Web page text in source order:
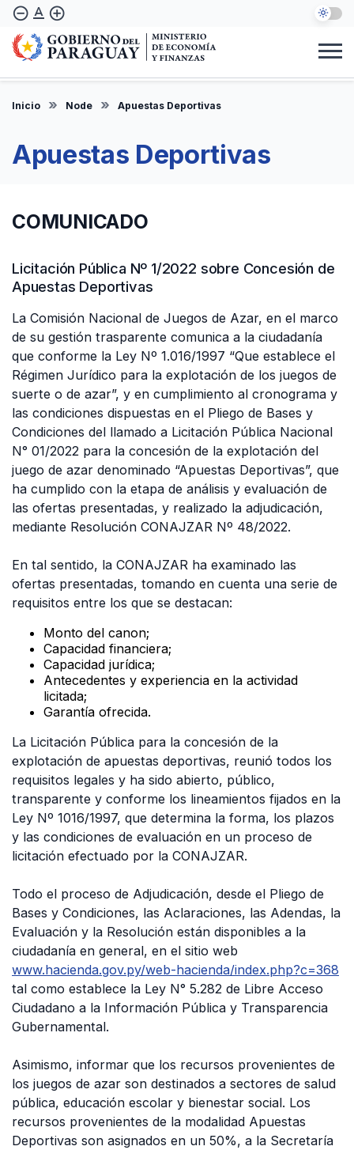
Skip
main
content
remove_circle_outline text_format add_circle_outline
Inicio Node Apuestas Deportivas
Apuestas Deportivas
COMUNICADO
Licitación Pública Nº 1/2022 sobre Concesión de
Apuestas Deportivas
La Comisión Nacional de Juegos de Azar, en el marco
de su gestión trasparente comunica a la ciudadanía
que conforme la Ley Nº 1.016/1997 “Que establece el
Régimen Jurídico para la explotación de los juegos de
suerte o de azar”, y en cumplimiento al cronograma y
las condiciones dispuestas en el Pliego de Bases y
Condiciones del llamado a Licitación Pública Nacional
N° 01/2022 para la concesión de la explotación del
juego de azar denominado “Apuestas Deportivas”, que
ha cumplido con la etapa de análisis y evaluación de
las ofertas presentadas, y realizado la adjudicación,
mediante Resolución CONAJZAR Nº 48/2022.
En tal sentido, la CONAJZAR ha examinado las
ofertas presentadas, tomando en cuenta una serie de
requisitos entre los que se destacan:
Monto del canon;
Capacidad financiera;
Capacidad jurídica;
Antecedentes y experiencia en la actividad
licitada;
Garantía ofrecida.
La Licitación Pública para la concesión de la
explotación de apuestas deportivas, reunió todos los
requisitos legales y ha sido abierto, público,
transparente y conforme los lineamientos fijados en la
Ley Nº 1016/1997, que determina la forma, los plazos
y las condiciones de evaluación en un proceso de
licitación efectuado por la CONAJZAR.
Todo el proceso de Adjudicación, desde el Pliego de
Bases y Condiciones, las Aclaraciones, las Adendas, la
Evaluación y la Resolución están disponibles a la
ciudadanía en general, en el sitio web
www.hacienda.gov.py/web-hacienda/index.php?c=368
tal como establece la Ley N° 5.282 de Libre Acceso
Ciudadano a la Información Pública y Transparencia
Gubernamental.
Asimismo, informar que los recursos provenientes de
los juegos de azar son destinados a sectores de salud
pública, educación escolar y bienestar social. Los
recursos provenientes de la modalidad Apuestas
Deportivas son asignados en un 50%, a la Secretaría